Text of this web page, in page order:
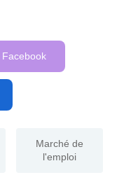
Facebook
Marché de
l'emploi